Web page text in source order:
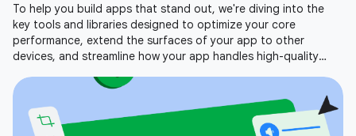
To help you build apps that stand out, we're diving into the
key tools and libraries designed to optimize your core
performance, extend the surfaces of your app to other
devices, and streamline how your app handles high-quality